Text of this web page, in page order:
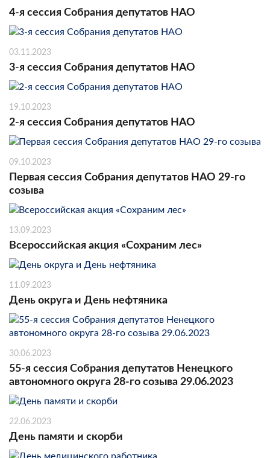
4-я сессия Собрания депутатов НАО
03.11.2023
3-я сессия Собрания депутатов НАО
19.10.2023
2-я сессия Собрания депутатов НАО
09.10.2023
Первая сессия Собрания депутатов НАО 29-го
созыва
13.09.2023
Всероссийская акция «Сохраним лес»
11.09.2023
День округа и День нефтяника
30.06.2023
55-я сессия Собрания депутатов Ненецкого
автономного округа 28-го созыва 29.06.2023
22.06.2023
День памяти и скорби